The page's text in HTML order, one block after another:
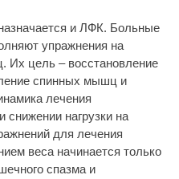
и ЛФК. Больные
упражнения на
Их цель – восстановление
спинных мышц и
лечения
снижении нагрузки на
для лечения
веса начинается только
спазма и